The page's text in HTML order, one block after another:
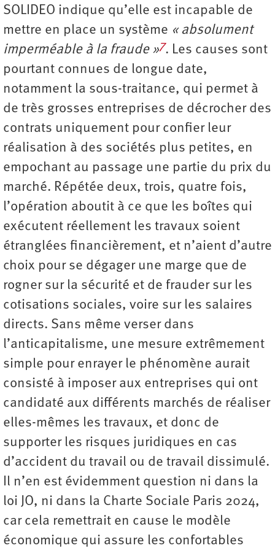
SOLIDEO indique qu’elle est incapable de
mettre en place un système « absolument
imperméable à la fraude »7. Les causes sont
pourtant connues de longue date,
notamment la sous-traitance, qui permet à
de très grosses entreprises de décrocher des
contrats uniquement pour confier leur
réalisation à des sociétés plus petites, en
empochant au passage une partie du prix du
marché. Répétée deux, trois, quatre fois,
l’opération aboutit à ce que les boîtes qui
exécutent réellement les travaux soient
étranglées financièrement, et n’aient d’autre
choix pour se dégager une marge que de
rogner sur la sécurité et de frauder sur les
cotisations sociales, voire sur les salaires
directs. Sans même verser dans
l’anticapitalisme, une mesure extrêmement
simple pour enrayer le phénomène aurait
consisté à imposer aux entreprises qui ont
candidaté aux différents marchés de réaliser
elles-mêmes les travaux, et donc de
supporter les risques juridiques en cas
d’accident du travail ou de travail dissimulé.
Il n’en est évidemment question ni dans la
loi JO, ni dans la Charte Sociale Paris 2024,
car cela remettrait en cause le modèle
économique qui assure les confortables